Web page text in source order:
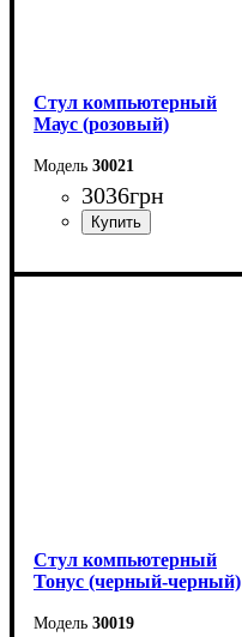
Стул компьютерный
Маус (розовый)
30021
3036грн
Стул компьютерный
Тонус (черный-черный)
30019